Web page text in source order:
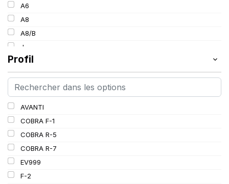
30
34
36
A6
A8
A8/B
J
L
PR
Profil
AVANTI
COBRA F-1
COBRA R-5
COBRA R-7
EV999
F-2